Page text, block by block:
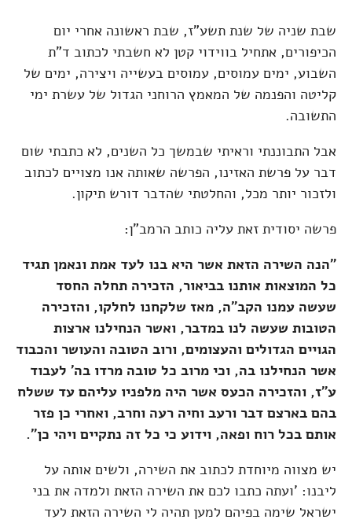
שבת שניה של שנת תשע"ז, שבת ראשונה אחרי יום
הכיפורים, אתחיל בווידוי קטן לא חשבתי לכתוב ד"ת
השבוע, ימים עמוסים, עמוסים בעשייה ויצירה, ימים של
קליטה והפנמה של המאמץ הרוחני הגדול של עשרת ימי
התשובה.
אבל התבוננתי וראיתי שבמשך כל השנים, לא כתבתי שום
דבר על פרשת האזינו, הפרשה שאותה אנו מצויים לכתוב
ולזכור יותר מכל, והחלטתי שהדבר דורש תיקון.
פרשה יסודית זאת עליה כותב הרמב"ן:
"הנה השירה הזאת אשר היא בנו לעד אמת ונאמן תגיד
כל המוצאות אותנו בביאור, הזכירה תחלה החסד
שעשה עמנו הקב"ה, מאז שלקחנו לחלקו, והזכירה
הטובות שעשה לנו במדבר, ואשר הנחילנו ארצות
הגויים הגדולים והעצומים, ורוב הטובה והעושר והכבוד
אשר הנחילנו בה, וכי מרוב כל טובה מרדו בה' לעבוד
ע"ז, והזכירה הכעס אשר היה מלפניו עליהם עד ששלח
בהם בארצם דבר ורעב וחיה רעה וחרב, ואחרי כן פזר
אותם בכל רוח ופאה, וידוע כי כל זה נתקיים ויהי כן".
יש מצווה מיוחדת לכתוב את השירה, ולשים אותה על
ליבנו: 'ועתה כתבו לכם את השירה הזאת ולמדה את בני
ישראל שימה בפיהם למען תהיה לי השירה הזאת לעד